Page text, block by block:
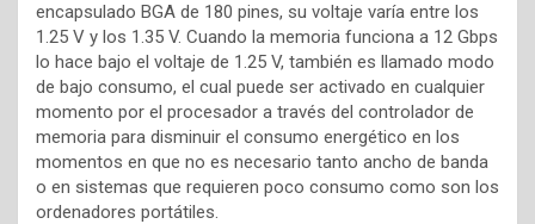
encapsulado BGA de 180 pines, su voltaje varía entre los
1.25 V y los 1.35 V. Cuando la memoria funciona a 12 Gbps
lo hace bajo el voltaje de 1.25 V, también es llamado modo
de bajo consumo, el cual puede ser activado en cualquier
momento por el procesador a través del controlador de
memoria para disminuir el consumo energético en los
momentos en que no es necesario tanto ancho de banda
o en sistemas que requieren poco consumo como son los
ordenadores portátiles.